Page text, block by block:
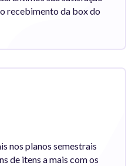
recebimento da box do
nos planos semestrais
de itens a mais com os